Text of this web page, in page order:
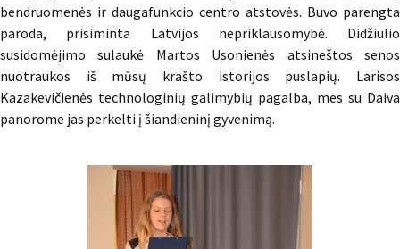
bendruomenės ir daugafunkcio centro atstovės. Buvo parengta
paroda, prisiminta Latvijos nepriklausomybė. Didžiulio
susidomėjimo sulaukė Martos Usonienės atsineštos senos
nuotraukos iš mūsų krašto istorijos puslapių. Larisos
Kazakevičienės technologinių galimybių pagalba, mes su Daiva
panorome jas perkelti į šiandieninį gyvenimą.